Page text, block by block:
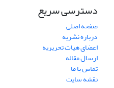
دسترسی سریع
صفحه اصلی
درباره نشریه
اعضای هیات تحریریه
ارسال مقاله
تماس با ما
نقشه سایت